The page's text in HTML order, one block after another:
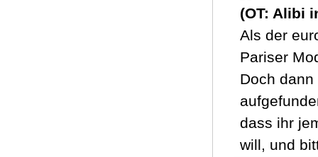
(OT: Alibi
Als der
Pariser
Doch
dass ihr
will, und